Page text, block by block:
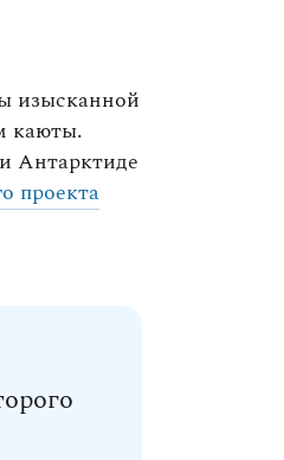
изысканной
каюты.
Антарктиде
проекта